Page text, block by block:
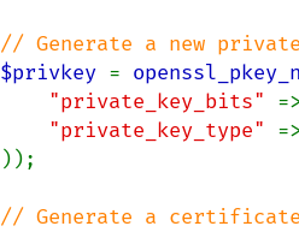
$privkey =
"private_key_bits"
"private_key_type"
));